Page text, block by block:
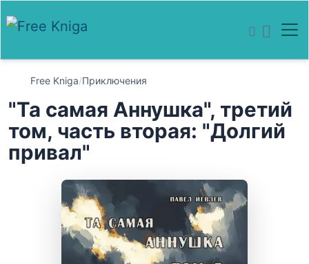
Free Kniga/Приключения
"Та самая Аннушка", третий
том, часть вторая: "Долгий
привал"